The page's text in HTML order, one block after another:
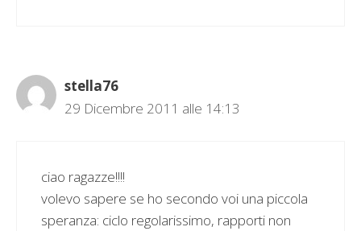
stella76
29 Dicembre 2011 alle 14:13
ciao ragazze!!!!
volevo sapere se ho secondo voi una piccola
speranza: ciclo regolarissimo, rapporti non